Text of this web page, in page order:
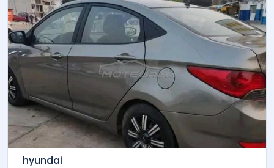
hyundai